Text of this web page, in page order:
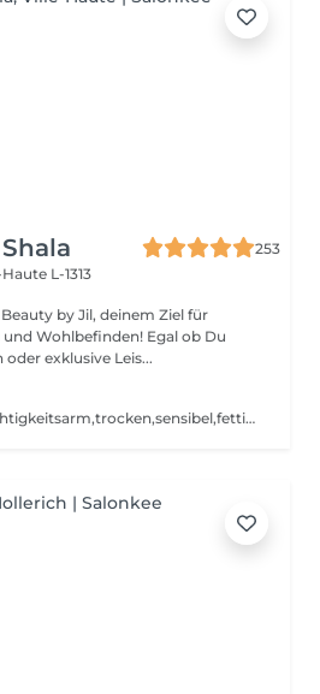
253
L-1313
by Jil, deinem Ziel für
Egal ob Du
exklusive Leis...
Für alle Hauttypen ( feuchtigkeitsarm,trocken,sensibel,fettig,rosacea,narben,misch Haut,ant-Falten) keine Extraktion,kein Waxing vor der Behandlung und keine Sonne 2 Wochen nach der Behandlung. Für ein besseres Ergebnis ist eine Kur von 4 Peelings möglich.Ein Peeling alle 2 Wochen. Bei direkt Zahlung -> 390 anstatt 440,20, inklusive 2 Cremes für die Pflege zu Hause.